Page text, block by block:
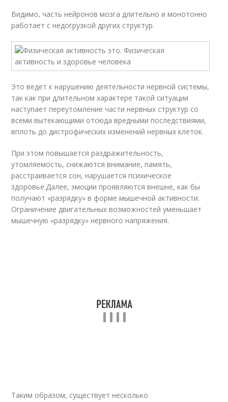
Видимо, часть нейронов мозга длительно и монотонно
работает с недогрузкой других структур.
Это ведет к нарушению деятельности нервной системы,
так как при длительном характере такой ситуации
наступает переутомление части нервных структур со
всеми вытекающими отсюда вредными последствиями,
вплоть до дистрофических изменений нервных клеток.
При этом повышается раздражительность,
утомляемость, снижаются внимание, память,
расстраивается сон, нарушается психическое
здоровье.Далее, эмоции проявляются внешне, как бы
получают «разрядку» в форме мышечной активности.
Ограничение двигательных возможностей уменьшает
мышечную «разрядку» нервного напряжения.
Таким образом, существует несколько